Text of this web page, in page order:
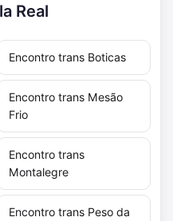
Real
Encontro trans Boticas
Encontro trans Mesão
Frio
Encontro trans
Montalegre
Encontro trans Peso da